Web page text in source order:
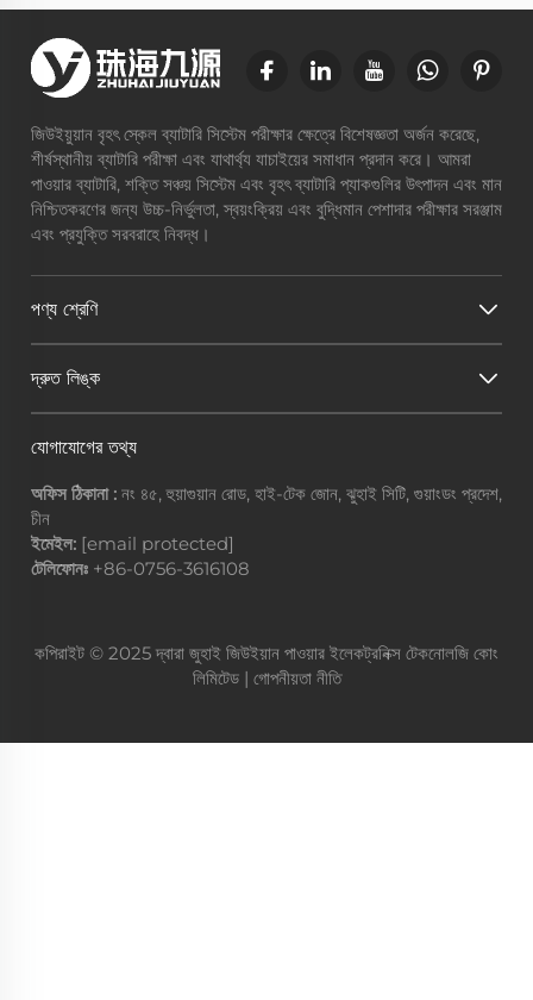
জিউইয়ুয়ান বৃহৎ স্কেল ব্যাটারি সিস্টেম পরীক্ষার ক্ষেত্রে বিশেষজ্ঞতা অর্জন করেছে,
শীর্ষস্থানীয় ব্যাটারি পরীক্ষা এবং যাথার্থ্য যাচাইয়ের সমাধান প্রদান করে। আমরা
পাওয়ার ব্যাটারি, শক্তি সঞ্চয় সিস্টেম এবং বৃহৎ ব্যাটারি প্যাকগুলির উৎপাদন এবং মান
নিশ্চিতকরণের জন্য উচ্চ-নির্ভুলতা, স্বয়ংক্রিয় এবং বুদ্ধিমান পেশাদার পরীক্ষার সরঞ্জাম
এবং প্রযুক্তি সরবরাহে নিবদ্ধ।
পণ্য শ্রেণি
দ্রুত লিঙ্ক
যোগাযোগের তথ্য
অফিস ঠিকানা : নং ৪৫, হুয়াগুয়ান রোড, হাই-টেক জোন, ঝুহাই সিটি, গুয়াংডং প্রদেশ,
চীন
ইমেইল: [email protected]
টেলিফোনঃ +86-0756-3616108
কপিরাইট © 2025 দ্বারা জুহাই জিউইয়ান পাওয়ার ইলেকট্রনিক্স টেকনোলজি কোং
লিমিটেড | গোপনীয়তা নীতি